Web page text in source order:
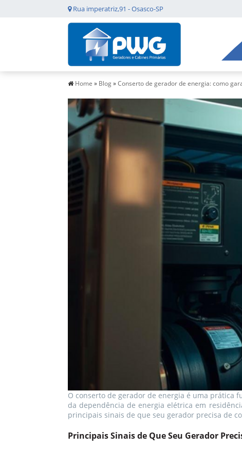
Rua imperatriz,91 - Osasco-SP
Home » Blog»Conserto de gerador de energia: como
O conserto de gerador de energia é uma prática
da dependência de energia elétrica em
principais sinais de que seu gerador precisa de
Principais Sinais de Que Seu Gerador